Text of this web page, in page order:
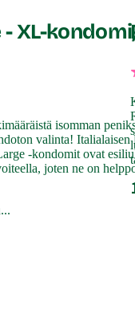
XL-
isomman
valinta! Italialaisen
-kondomit ovat
joten ne on